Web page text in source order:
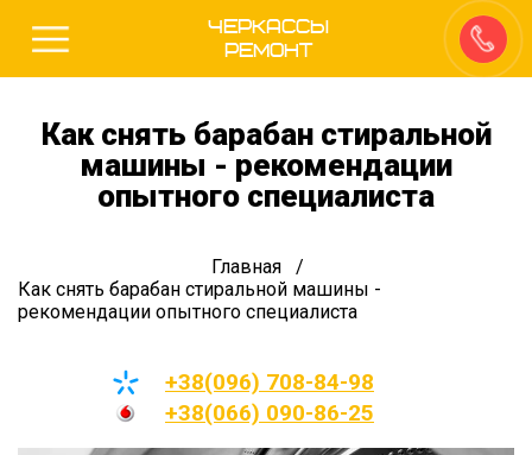
Черкассы
Ремонт
Как снять барабан стиральной
машины - рекомендации
опытного специалиста
Главная
Как снять барабан стиральной машины -
рекомендации опытного специалиста
+38(096) 708-84-98
+38(066) 090-86-25